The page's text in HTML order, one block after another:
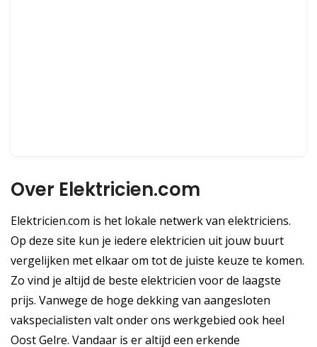
Over Elektricien.com
Elektricien.com is het lokale netwerk van elektriciens.
Op deze site kun je iedere elektricien uit jouw buurt
vergelijken met elkaar om tot de juiste keuze te komen.
Zo vind je altijd de beste elektricien voor de laagste
prijs. Vanwege de hoge dekking van aangesloten
vakspecialisten valt onder ons werkgebied ook heel
Oost Gelre. Vandaar is er altijd een erkende